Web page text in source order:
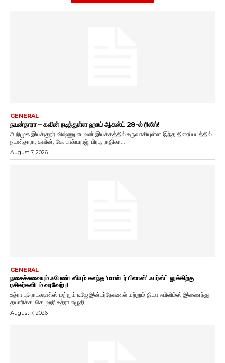
GENERAL
நயன்தாரா – கவின் நடித்துள்ள ஹாய் ஆகஸ்ட் 28-ல் ரிலீஸ்!
அறிமுக இயக்குநர் விஷ்ணு எடவன் இயக்கத்தில் உருவாகியுள்ள இந்த திரைப்படத்தில்
நயன்தாரா, கவின், கே. பாக்யராஜ், பிரபு, ராதிகா...
August 7, 2026
GENERAL
நகைச்சுவையும் ஃபேண்டஸியும் கலந்த ‘மாஸ்டர் பிளான்’ ஃபர்ஸ்ட் லுக்கிற்கு
ரசிகர்களிடம் வரவேற்பு!
உத்ரா புரொடக்ஷன்ஸ் மற்றும் டிஜே இன்டர்நேஷனல் மற்றும் தியா ஃபிலிம்ஸ் இணைந்து
தயாரிக்க, செ. ஹரி உத்ரா எழுதி,...
August 7, 2026